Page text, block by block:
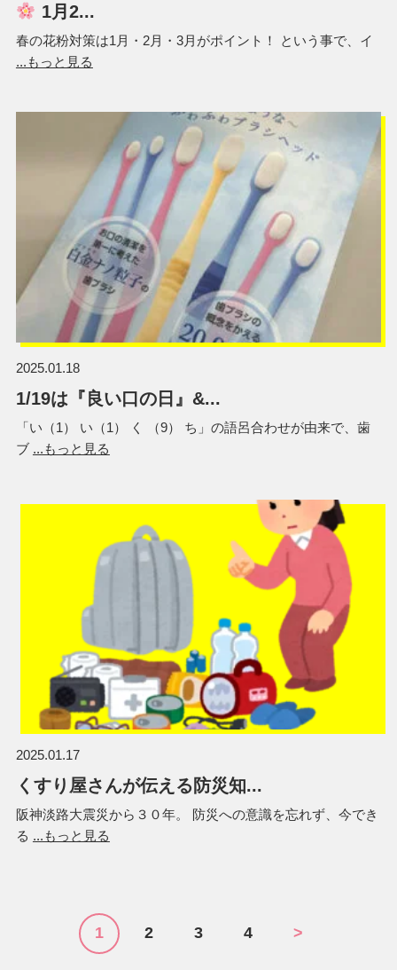
1月2...
春の花粉対策は1月・2月・3月がポイント！ という事で、イ
...もっと見る
2025.01.18
1/19は『良い口の日』&...
「い（1） い（1） く （9） ち」の語呂合わせが由来で、歯
ブ ...もっと見る
2025.01.17
くすり屋さんが伝える防災知...
阪神淡路大震災から３０年。 防災への意識を忘れず、今でき
る ...もっと見る
1 2 3 4 >